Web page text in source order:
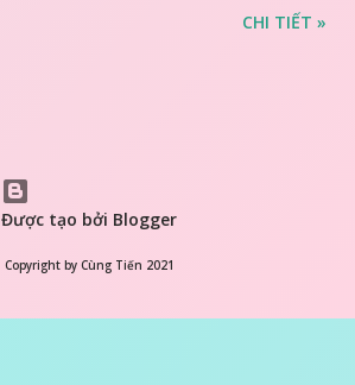
CHI TIẾT »
Được tạo bởi Blogger
Copyright by Cùng Tiến 2021